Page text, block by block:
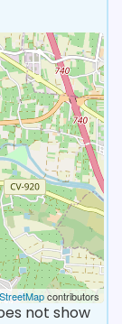
contributors
not show